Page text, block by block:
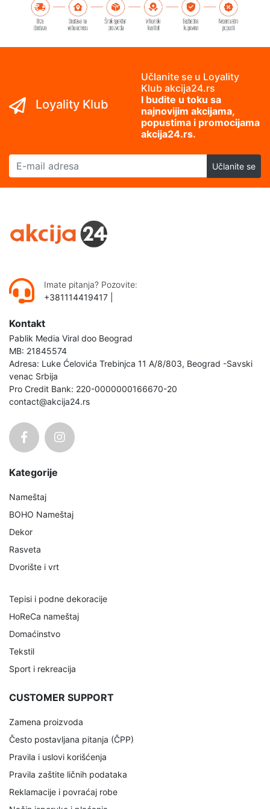
Loyality Klub
Učlanite se u Loyality
Klub akcija24.rs
I budite u toku sa
najnovijim akcijama,
popustima i promocijama
akcija24.rs.
E-mail adresa
Učlanite se
Imate pitanja? Pozovite:
+381114419417
Kontakt
Pablik Media Viral doo Beograd
MB: 21845574
Adresa: Luke Ćelovića Trebinjca 11 A/8/803, Beograd -Savski
venac Srbija
Pro Credit Bank: 220-0000000166670-20
contact@akcija24.rs
Kategorije
Nameštaj
BOHO Nameštaj
Dekor
Rasveta
Dvorište i vrt
Tepisi i podne dekoracije
HoReCa nameštaj
Domaćinstvo
Tekstil
Sport i rekreacija
CUSTOMER SUPPORT
Zamena proizvoda
Često postavljana pitanja (ČPP)
Pravila i uslovi korišćenja
Pravila zaštite ličnih podataka
Reklamacije i povraćaj robe